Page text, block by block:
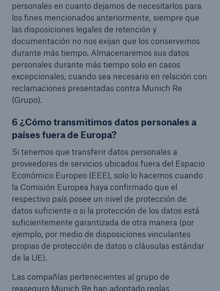
personales en cuanto dejamos de necesitarlos para
los fines mencionados anteriormente, siempre que
las disposiciones legales de retención y
documentación no nos exijan que los conservemos
durante más tiempo. Almacenaremos sus datos
personales durante más tiempo solo en casos
excepcionales, cuando sea necesario en relación con
reclamaciones presentadas contra Munich Re
(Grupo).
6 ¿Cómo transmitimos datos personales a
países fuera de Europa?
Si tenemos que transferir datos personales a
proveedores de servicios ubicados fuera del Espacio
Económico Europeo (EEE), solo lo hacemos cuando
la Comisión Europea haya confirmado que el
respectivo país posee un nivel de protección de
datos suficiente o si la protección de los datos está
suficientemente garantizada de otra manera (por
ejemplo, por medio de disposiciones vinculantes
propias de protección de datos o cláusulas estándar
de la UE).
Las compañías pertenecientes al grupo de
reaseguro Munich Re han adoptado reglas